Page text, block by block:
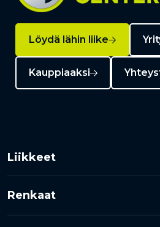
Löydä lähin liike
Kauppiaaksi
Liikkeet
Renkaat
Henkilöauton renkaat